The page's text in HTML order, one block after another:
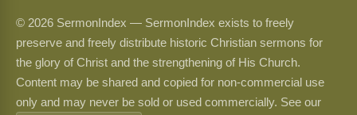
© 2026 SermonIndex — SermonIndex exists to freely
preserve and freely distribute historic Christian sermons for
the glory of Christ and the strengthening of His Church.
Content may be shared and copied for non-commercial use
only and may never be sold or used commercially. See our